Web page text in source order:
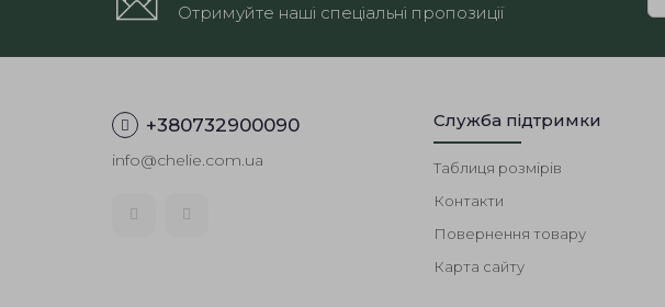
Отримуйте наші спеціальні пропозиції
+380732900090
info@chelie.com.ua
Служба підтримки
Таблиця розмірів
Контакти
Повернення товару
Карта сайту